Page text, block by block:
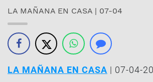
LA MAÑANA EN CASA | 07-04
LA MAÑANA EN CASA | 07-04-